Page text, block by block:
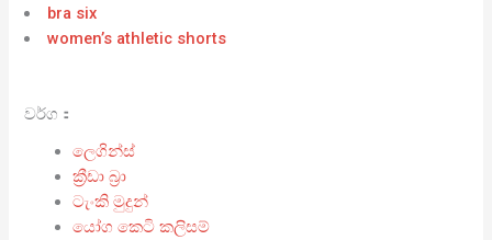
bra six
women’s athletic shorts
වර්ග：
ලෙගින්ස්
ක්‍රීඩා බ්‍රා
ටැංකි මුදුන්
යෝග කෙටි කලිසම්